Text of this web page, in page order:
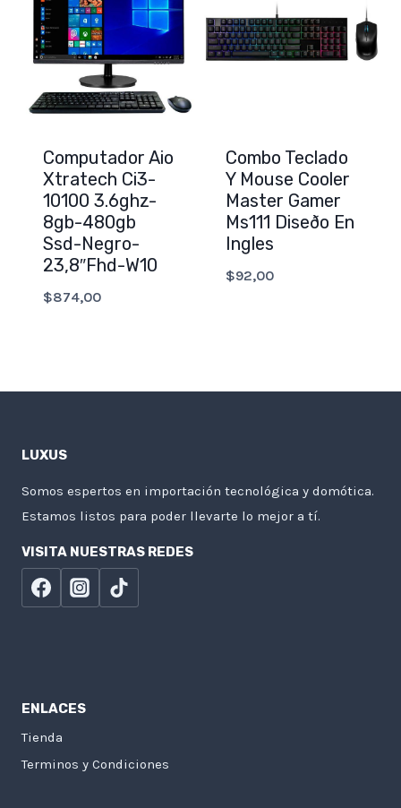
Computador Aio
Xtratech Ci3-
10100 3.6ghz-
8gb-480gb
Ssd-Negro-
23,8″Fhd-W10
$874,00
Combo Teclado
Y Mouse Cooler
Master Gamer
Ms111 Diseðo En
Ingles
$92,00
LUXUS
Somos espertos en importación tecnológica y domótica.
Estamos listos para poder llevarte lo mejor a tí.
VISITA NUESTRAS REDES
ENLACES
Tienda
Terminos y Condiciones